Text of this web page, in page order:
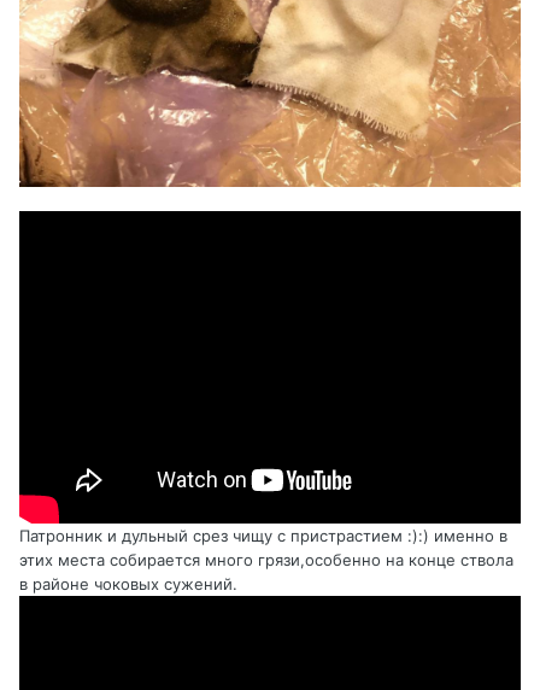
Патронник и дульный срез чищу с пристрастием :):) именно в
этих места собирается много грязи,особенно на конце ствола
в районе чоковых сужений.